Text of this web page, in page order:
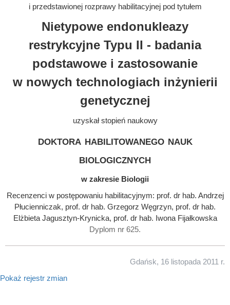
i przedstawionej rozprawy habilitacyjnej pod tytułem
Nietypowe endonukleazy
restrykcyjne Typu II - badania
podstawowe i zastosowanie
w nowych technologiach inżynierii
genetycznej
uzyskał stopień naukowy
doktora habilitowanego nauk
biologicznych
w zakresie Biologii
Recenzenci w postępowaniu habilitacyjnym: prof. dr hab. Andrzej
Płucienniczak, prof. dr hab. Grzegorz Węgrzyn, prof. dr hab.
Elżbieta Jagusztyn-Krynicka, prof. dr hab. Iwona Fijałkowska
Dyplom nr 625.
Gdańsk, 16 listopada 2011 r.
Pokaż rejestr zmian